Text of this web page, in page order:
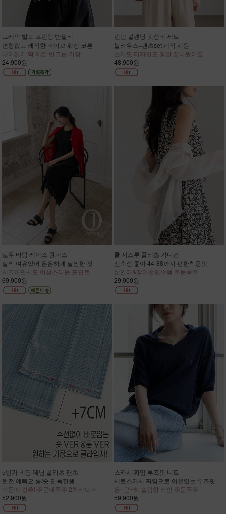
그래픽 발포 프린팅 반팔티
변형없고 쾌적한 바이오 워싱 코튼
내어입기 딱 예쁜 반크롭 기장
24,900원
린넨 블렌딩 갓성비 세트
블라우스+팬츠set 쾌적 시원
소재도 디자인도 정말 잘나왔어요
48,900원
로우 바텀 레이스 원피스
살짝 여유있어 은은하게 날씬한 핏
시크하면서도 여성스러운 포인트
69,900원
쿨 시스루 플리츠 가디건
신축성 좋아 44-88까지 편한착용핏
살안타&장마철필수템 주문폭주
29,900원
5번가 비딩 데님 플리츠 팬츠
완전 예뻐요 롱/숏 단독진행
아묻따 강추!!주문대폭주 2차리오더
52,900원
스카시 짜임 루즈핏 니트
세로스카시 짜임으로 여유있는 루즈핏
은~근~히 슬림한 라인 주문폭주
59,900원